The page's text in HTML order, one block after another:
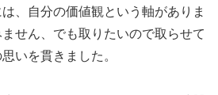
、自分の価値観という軸がありま
せん、でも取りたいので取らせて
いを貫きました。